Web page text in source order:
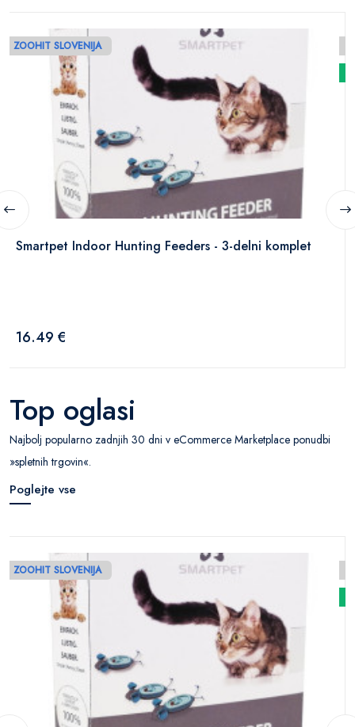
ZOOHIT SLOVENIJA
Smartpet Indoor Hunting Feeders - 3-delni komplet
16.49 €
Top oglasi
Najbolj popularno zadnjih 30 dni v eCommerce Marketplace ponudbi
»spletnih trgovin«.
Poglejte vse
ZOOHIT SLOVENIJA